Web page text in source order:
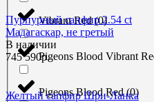
Vibrant Red(0)
Pigeons Blood Vibrant
Pigeons Blood Red(0)
Пурпурный сапфир 2.54 ct
Мадагаскар, не гретый
В наличии
745 590р.
Желтый сапфир Шри-Ланка